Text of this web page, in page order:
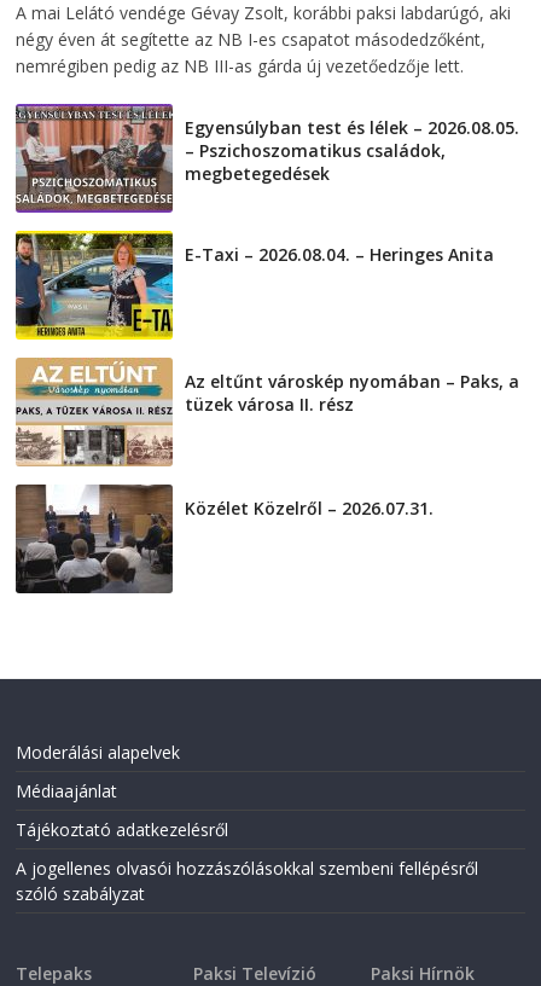
A mai Lelátó vendége Gévay Zsolt, korábbi paksi labdarúgó, aki
négy éven át segítette az NB I-es csapatot másodedzőként,
nemrégiben pedig az NB III-as gárda új vezetőedzője lett.
Egyensúlyban test és lélek – 2026.08.05.
– Pszichoszomatikus családok,
megbetegedések
E-Taxi – 2026.08.04. – Heringes Anita
Az eltűnt városkép nyomában – Paks, a
tüzek városa II. rész
Közélet Közelről – 2026.07.31.
Moderálási alapelvek
Médiaajánlat
Tájékoztató adatkezelésről
A jogellenes olvasói hozzászólásokkal szembeni fellépésről
szóló szabályzat
Telepaks
Paksi Televízió Paksi Hírnök